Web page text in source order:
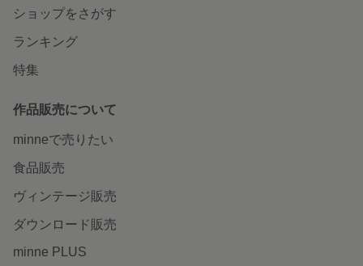
ショップをさがす
ランキング
特集
作品販売について
minneで売りたい
食品販売
ヴィンテージ販売
ダウンロード販売
minne PLUS